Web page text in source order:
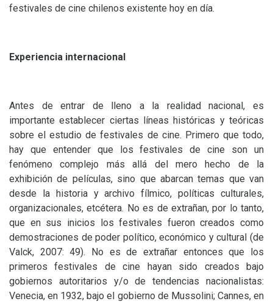
festivales de cine chilenos existente hoy en día.
Experiencia internacional
Antes de entrar de lleno a la realidad nacional, es
importante establecer ciertas líneas históricas y teóricas
sobre el estudio de festivales de cine. Primero que todo,
hay que entender que los festivales de cine son un
fenómeno complejo más allá del mero hecho de la
exhibición de películas, sino que abarcan temas que van
desde la historia y archivo fílmico, políticas culturales,
organizacionales, etcétera. No es de extrañan, por lo tanto,
que en sus inicios los festivales fueron creados como
demostraciones de poder político, económico y cultural (de
Valck, 2007: 49). No es de extrañar entonces que los
primeros festivales de cine hayan sido creados bajo
gobiernos autoritarios y/o de tendencias nacionalistas:
Venecia, en 1932, bajo el gobierno de Mussolini; Cannes, en